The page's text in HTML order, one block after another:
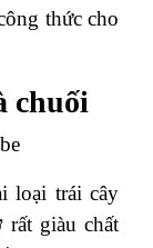
thức cho
chuối
loại trái cây
giàu chất